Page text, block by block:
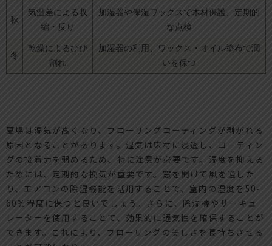
秋
気温差による収
縮・反り
加湿器や保湿ワックスで木材保護、定期的
な点検
冬
乾燥によるひび
割れ
加湿器の利用、ワックス・オイル塗布で潤
いを保つ
夏場は湿気が高くなり、フローリングコーティングが剥がれる
原因となることがあります。湿気は床材に浸透し、コーティン
グの接着力を弱めるため、特に注意が必要です。湿度を抑える
ためには、定期的な換気が重要です。窓を開けて風を通した
り、エアコンの除湿機能を活用することで、室内の湿度を50-
60％程度に保つと良いでしょう。さらに、除湿機やサーキュ
レーターを使用することで、効果的に通気性を確保することが
できます。これにより、フローリングの美しさを長持ちさせる